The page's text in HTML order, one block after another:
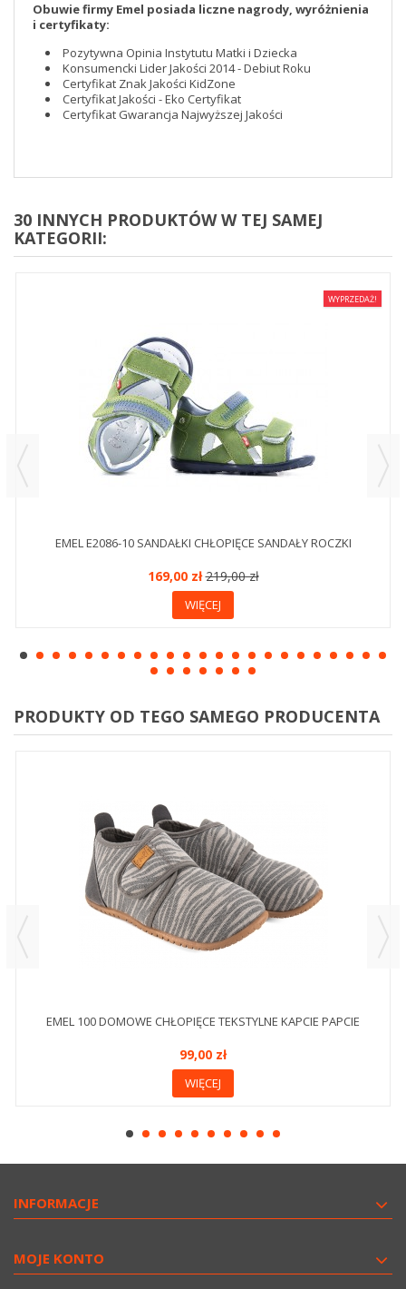
Obuwie firmy Emel posiada liczne nagrody, wyróżnienia
i certyfikaty:
Pozytywna Opinia Instytutu Matki i Dziecka
Konsumencki Lider Jakości 2014 - Debiut Roku
Certyfikat Znak Jakości KidZone
Certyfikat Jakości - Eko Certyfikat
Certyfikat Gwarancja Najwyższej Jakości
30 INNYCH PRODUKTÓW W TEJ SAMEJ
KATEGORII:
WYPRZEDAŻ!
EMEL E2086-10 SANDAŁKI CHŁOPIĘCE SANDAŁY ROCZKI
169,00 zł219,00 zł
WIĘCEJ
PRODUKTY OD TEGO SAMEGO PRODUCENTA
EMEL 100 DOMOWE CHŁOPIĘCE TEKSTYLNE KAPCIE PAPCIE
99,00 zł
WIĘCEJ
INFORMACJE
MOJE KONTO